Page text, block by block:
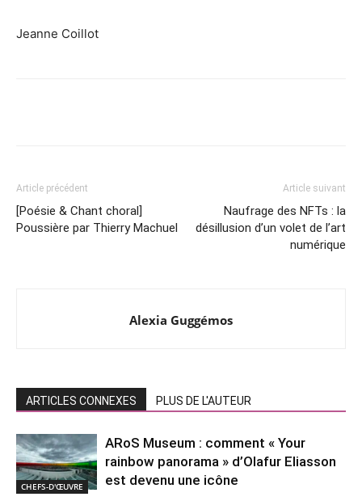
Jeanne Coillot
Article précédent
[Poésie & Chant choral]
Poussière par Thierry Machuel
Article suivant
Naufrage des NFTs : la
désillusion d’un volet de l’art
numérique
Alexia Guggémos
ARTICLES CONNEXES PLUS DE L'AUTEUR
CHEFS-D'ŒUVRE
ARoS Museum : comment « Your
rainbow panorama » d’Olafur Eliasson
est devenu une icône